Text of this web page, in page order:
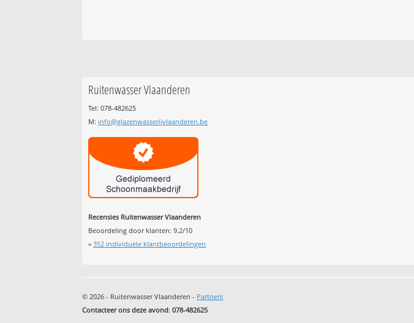
Ruitenwasser Vlaanderen
Tel: 078-482625
M: info@glazenwasserijvlaanderen.be
Recensies Ruitenwasser Vlaanderen
Beoordeling door klanten:9.2/10
»352 individuele klantbeoordelingen
© 2026 - Ruitenwasser Vlaanderen - Partners
Contacteer ons deze avond:078-482625